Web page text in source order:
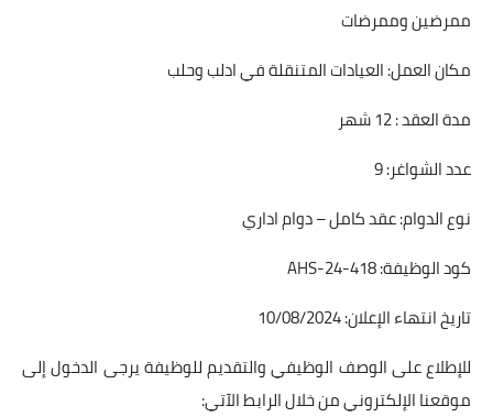
ممرضين وممرضات
مكان العمل: العيادات المتنقلة في ادلب وحلب
مدة العقد : 12 شهر
عدد الشواغر: 9
نوع الدوام: عقد كامل – دوام اداري
كود الوظيفة: AHS-24-418
تاريخ انتهاء الإعلان: 10/08/2024
للإطلاع على الوصف الوظيفي والتقديم للوظيفة يرجى الدخول إلى
موقعنا الإلكتروني من خلال الرابط الآتي: